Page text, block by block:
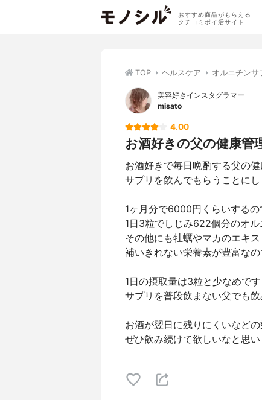
おすすめ商品がもらえる
クチコミポイ活サイト
TOP ヘルスケア オルニチンサ
美容好きインスタグラマー
misato
4.00
お酒好きの父の健康管
お酒好きで毎日晩酌する父の
サプリを飲んでもらうことにし
1ヶ月分で6000円くらいするの
1日3粒でしじみ622個分のオ
その他にも牡蠣やマカのエキ
補いきれない栄養素が豊富な
1日の摂取量は3粒と少なめで
サプリを普段飲まない父でも
お酒が翌日に残りにくいなど
ぜひ飲み続けて欲しいなと思い